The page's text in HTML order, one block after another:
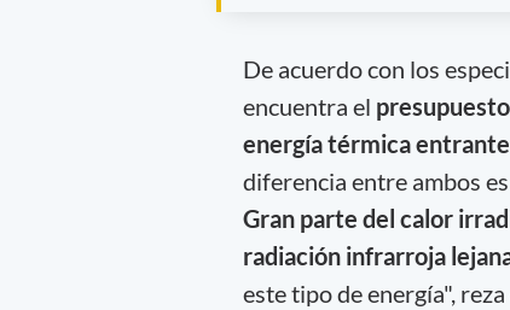
De acuerdo con los
encuentra el
energía térmica
diferencia entre ambos
Gran parte del calor
radiación infrarroja
este tipo de energía",